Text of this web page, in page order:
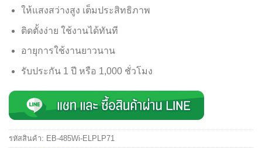
ให้แสงสว่างสูง เต็มประสิทธิภาพ
ติดตั้งง่าย ใช้งานได้ทันที
อายุการใช้งานยาวนาน
รับประกัน 1 ปี หรือ 1,000 ชั่วโมง
รหัสสินค้า: EB-485Wi-ELPLP71